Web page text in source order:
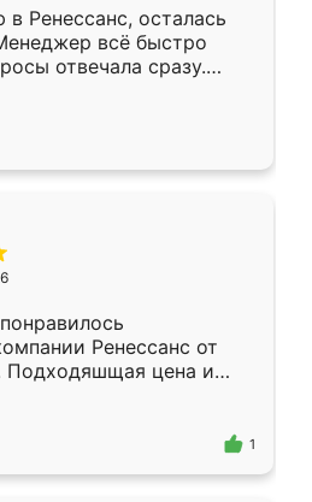
в Ренессанс, осталась
всё быстро
отвечала сразу.
в субботу, подошёл к
Собрали
аккуратно, даже
Ренессанс от
Подходяшщая цена и
Приехавший
Владислав
эскизу самый
1